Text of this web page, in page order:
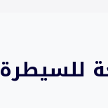
للسيطرة